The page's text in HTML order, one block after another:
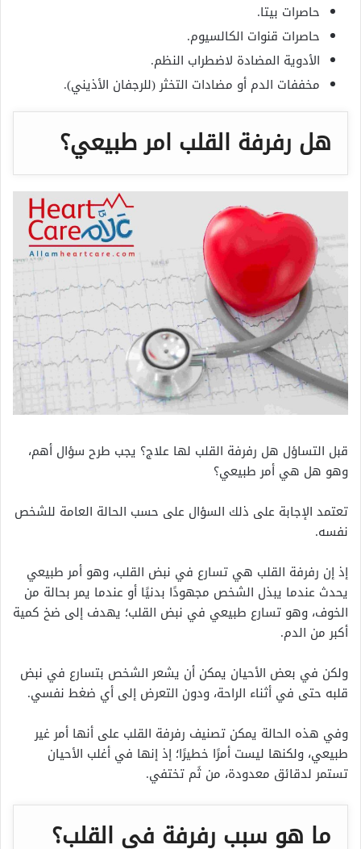
حاصرات بيتا.
حاصرات قنوات الكالسيوم.
الأدوية المضادة لاضطراب النظم.
مخففات الدم أو مضادات التخثر (للرجفان الأذيني).
هل رفرفة القلب امر طبيعي؟
قبل التساؤل هل رفرفة القلب لها علاج؟ يجب طرح سؤال أهم،
وهو هل هي أمر طبيعي؟
تعتمد الإجابة على ذلك السؤال على حسب الحالة العامة للشخص
نفسه.
إذ إن رفرفة القلب هي تسارع في نبض القلب، وهو أمر طبيعي
يحدث عندما يبذل الشخص مجهودًا بدنيًا أو عندما يمر بحالة من
الخوف، وهو تسارع طبيعي في نبض القلب؛ يهدف إلى ضخ كمية
أكبر من الدم.
ولكن في بعض الأحيان يمكن أن يشعر الشخص بتسارع في نبض
قلبه حتى في أثناء الراحة، ودون التعرض إلى أي ضغط نفسي.
وفي هذه الحالة يمكن تصنيف رفرفة القلب على أنها أمر غير
طبيعي، ولكنها ليست أمرًا خطيرًا؛ إذ إنها في أغلب الأحيان
تستمر لدقائق معدودة، من ثَم تختفي.
ما هو سبب رفرفة في القلب؟